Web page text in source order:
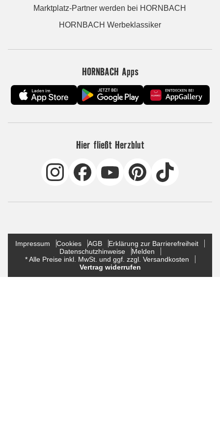
Marktplatz-Partner werden bei HORNBACH
HORNBACH Werbeklassiker
HORNBACH Apps
Hier fließt Herzblut
Impressum Cookies AGB
Erklärung zur Barrierefreiheit
Datenschutzhinweise
Melden
* Alle Preise inkl. MwSt. und ggf. zzgl. Versandkosten
Vertrag widerrufen